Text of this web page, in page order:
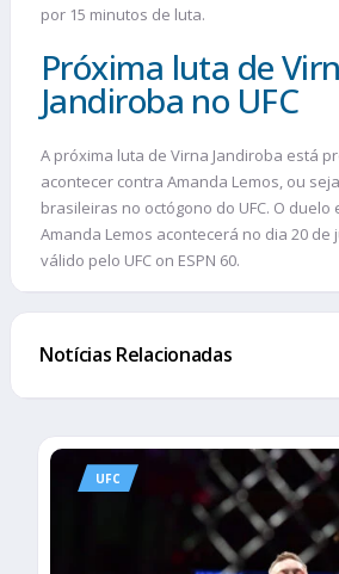
por 15 minutos de luta.
Próxima luta de
Jandiroba no UFC
A próxima luta de Virna Jandiroba está
acontecer contra Amanda Lemos, ou
brasileiras no octógono do UFC. O duelo
Amanda Lemos acontecerá no dia 20 de
válido pelo UFC on ESPN 60.
Notícias Relacionadas
UFC